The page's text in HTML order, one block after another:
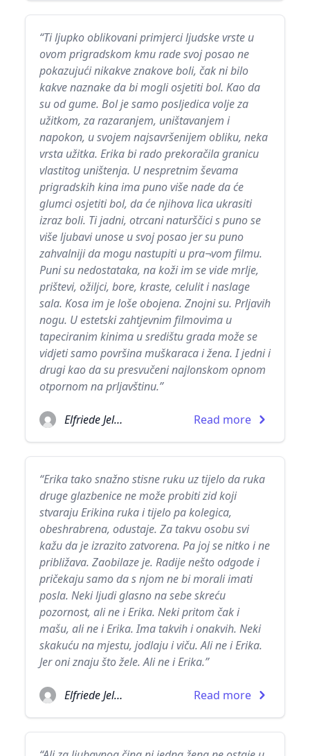
“Ti ljupko oblikovani primjerci ljudske vrste u
ovom prigradskom kmu rade svoj posao ne
pokazujući nikakve znakove boli, čak ni bilo
kakve naznake da bi mogli osjetiti bol. Kao da
su od gume. Bol je samo posljedica volje za
užitkom, za razaranjem, uništavanjem i
napokon, u svojem najsavršenijem obliku, neka
vrsta užitka. Erika bi rado prekoračila granicu
vlastitog uništenja. U nespretnim ševama
prigradskih kina ima puno više nade da će
glumci osjetiti bol, da će njihova lica ukrasiti
izraz boli. Ti jadni, otrcani naturščici s puno se
više ljubavi unose u svoj posao jer su puno
zahvalniji da mogu nastupiti u pra¬vom filmu.
Puni su nedostataka, na koži im se vide mrlje,
prištevi, ožiljci, bore, kraste, celulit i naslage
sala. Kosa im je loše obojena. Znojni su. Prljavih
nogu. U estetski zahtjevnim filmovima u
tapeciranim kinima u središtu grada može se
vidjeti samo površina muškaraca i žena. I jedni i
drugi kao da su presvučeni najlonskom opnom
otpornom na prljavštinu.”
Elfriede Jelinek Read more
“Erika tako snažno stisne ruku uz tijelo da ruka
druge glazbenice ne može probiti zid koji
stvaraju Erikina ruka i tijelo pa kolegica,
obeshrabrena, odustaje. Za takvu osobu svi
kažu da je izrazito zatvorena. Pa joj se nitko i ne
približava. Zaobilaze je. Radije nešto odgode i
pričekaju samo da s njom ne bi morali imati
posla. Neki ljudi glasno na sebe skreću
pozornost, ali ne i Erika. Neki pritom čak i
mašu, ali ne i Erika. Ima takvih i onakvih. Neki
skakuću na mjestu, jodlaju i viču. Ali ne i Erika.
Jer oni znaju što žele. Ali ne i Erika.”
Elfriede Jelinek Read more